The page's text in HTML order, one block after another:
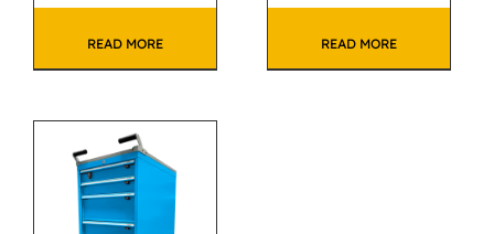
READ MORE READ MORE